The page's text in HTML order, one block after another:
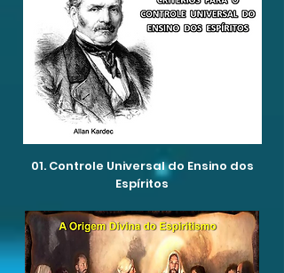
01. Controle Universal do Ensino dos
Espíritos